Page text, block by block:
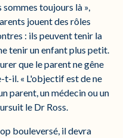
toujours là »,
jouent des rôles
: ils peuvent tenir la
tenir un enfant plus petit.
que le parent ne gêne
t-il. « L'objectif est de ne
parent, un médecin ou un
le Dr Ross.
bouleversé, il devra